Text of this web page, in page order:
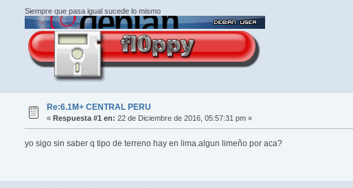
Siempre que pasa igual sucede lo mismo
Re:6.1M+ CENTRAL PERU
«Respuesta #1 en: 22 de Diciembre de 2016, 05:57:31 pm »
yo sigo sin saber q tipo de terreno hay en lima.algun limeño por aca?